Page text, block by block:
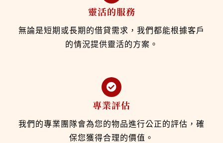
靈活的服務
無論是短期或長期的借貸需求，我們都能根據客戶
的情況提供靈活的方案。
專業評估
我們的專業團隊會為您的物品進行公正的評估，確
保您獲得合理的價值。